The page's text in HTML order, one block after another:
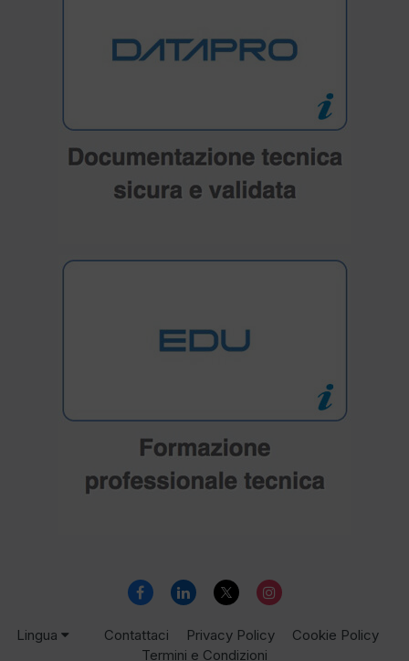
Lingua Contattaci Privacy Policy
Cookie Policy
Termini e Condizioni